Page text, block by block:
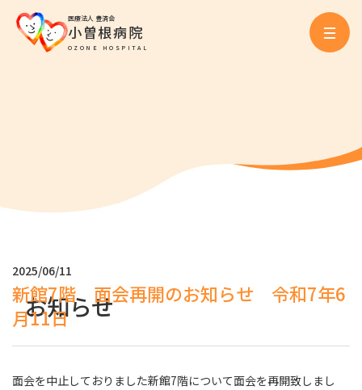
医療法人 豊済会
小曽根病院
OZONE HOSPITAL
お知らせ
2025/06/11
新館7階 面会再開のお知らせ 令和7年6
月11日
面会を中止しておりました新館7階について面会を再開致しまし